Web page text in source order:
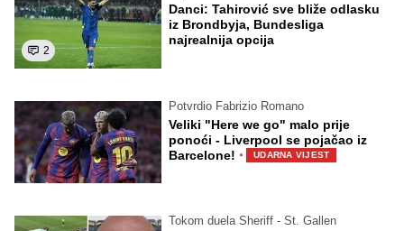
2
Danci: Tahirović sve bliže odlasku
iz Brondbyja, Bundesliga
najrealnija opcija
Potvrdio Fabrizio Romano
Veliki "Here we go" malo prije
ponoći - Liverpool se pojačao iz
Barcelone! · UDARNA VIJEST
Tokom duela Sheriff - St. Gallen